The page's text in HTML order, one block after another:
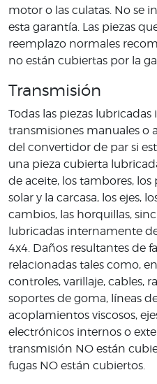
motor o las culatas. No se
esta garantía. Las piezas
reemplazo normales
no están cubiertas por la
Transmisión
Todas las piezas
transmisiones manuales o
del convertidor de par si
una pieza cubierta
de aceite, los tambores,
solar y la carcasa, los ejes,
cambios, las horquillas,
lubricadas internamente
4x4. Daños resultantes de
relacionadas tales como,
controles, varillaje, cables,
soportes de goma, líneas
acoplamientos viscosos,
electrónicos internos o
transmisión NO están
fugas NO están cubiertos.